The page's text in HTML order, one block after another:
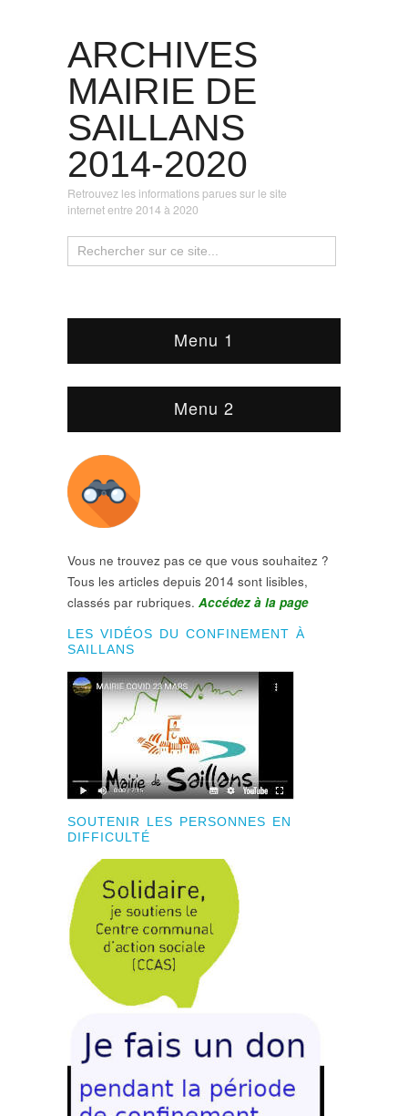
ARCHIVES
MAIRIE DE
SAILLANS
2014-2020
Retrouvez les informations parues sur le site
internet entre 2014 à 2020
Menu 1
Menu 2
Vous ne trouvez pas ce que vous souhaitez ?
Tous les articles depuis 2014 sont lisibles,
classés par rubriques. Accédez à la page
LES VIDÉOS DU CONFINEMENT À
SAILLANS
SOUTENIR LES PERSONNES EN
DIFFICULTÉ